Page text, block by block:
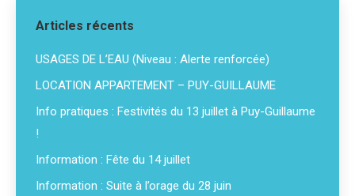
Articles récents
USAGES DE L’EAU (Niveau : Alerte renforcée)
LOCATION APPARTEMENT – PUY-GUILLAUME
Info pratiques : Festivités du 13 juillet à Puy-Guillaume
!
Information : Fête du 14 juillet
Information : Suite à l’orage du 28 juin